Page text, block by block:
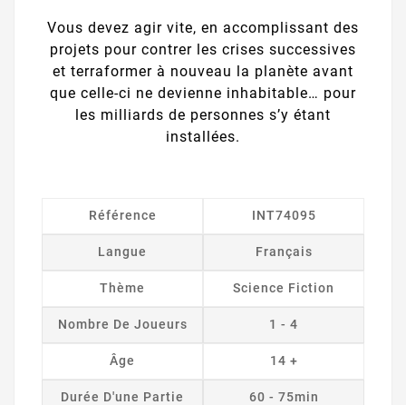
Vous devez agir vite, en accomplissant des
projets pour contrer les crises successives
et terraformer à nouveau la planète avant
que celle-ci ne devienne inhabitable… pour
les milliards de personnes s’y étant
installées.
Référence INT74095
Langue Français
Thème Science Fiction
Nombre De Joueurs 1 - 4
Âge 14 +
Durée D'une Partie 60 - 75min